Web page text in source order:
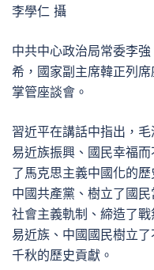
李學仁 攝
中共中心政治局常委李
希，國家副主席韓正列
掌管座談會。
習近平在講話中指出，
易近族振興、國民幸福
了馬克思主義中國化的
中國共產黨、樹立了國
社會主義軌制、締造了
易近族、中國國民樹立
千秋的歷史貢獻。